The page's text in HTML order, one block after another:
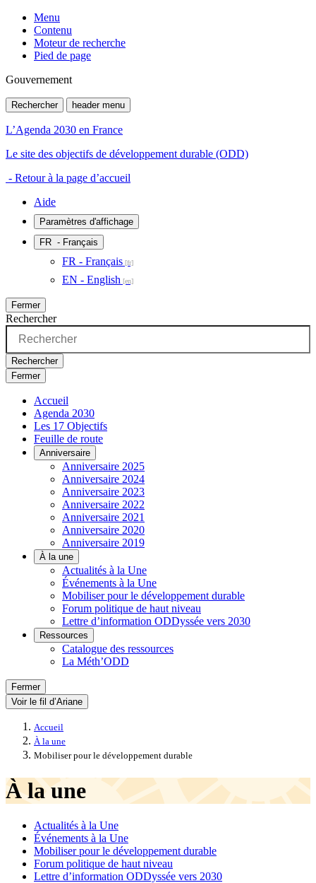
Menu
Contenu
Moteur de recherche
Pied de page
Gouvernement
Rechercher header menu
L’Agenda 2030 en France
Le site des objectifs de développement durable (ODD)
- Retour à la page d’accueil
Aide
Paramètres d'affichage
FR - Français
FR - Français
EN - English
Fermer
Rechercher
Rechercher
Fermer
Accueil
Agenda 2030
Les 17 Objectifs
Feuille de route
Anniversaire
Anniversaire 2025
Anniversaire 2024
Anniversaire 2023
Anniversaire 2022
Anniversaire 2021
Anniversaire 2020
Anniversaire 2019
À la une
Actualités à la Une
Événements à la Une
Mobiliser pour le développement durable
Forum politique de haut niveau
Lettre d’information ODDyssée vers 2030
Ressources
Catalogue des ressources
La Méth’ODD
Fermer
Voir le fil d’Ariane
Accueil
À la une
Mobiliser pour le développement durable
À la une
Actualités à la Une
Événements à la Une
Mobiliser pour le développement durable
Forum politique de haut niveau
Lettre d’information ODDyssée vers 2030